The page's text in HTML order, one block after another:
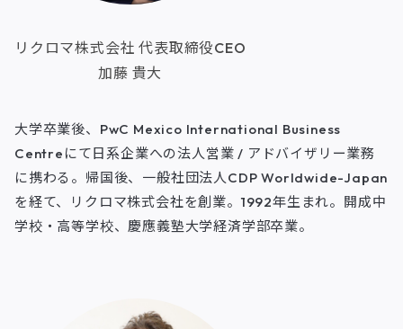
リクロマ株式会社 代表取締役CEO
加藤 貴大
大学卒業後、PwC Mexico International Business
Centreにて日系企業への法人営業 / アドバイザリー業務
に携わる。帰国後、一般社団法人CDP Worldwide-Japan
を経て、リクロマ株式会社を創業。1992年生まれ。開成中
学校・高等学校、慶應義塾大学経済学部卒業。